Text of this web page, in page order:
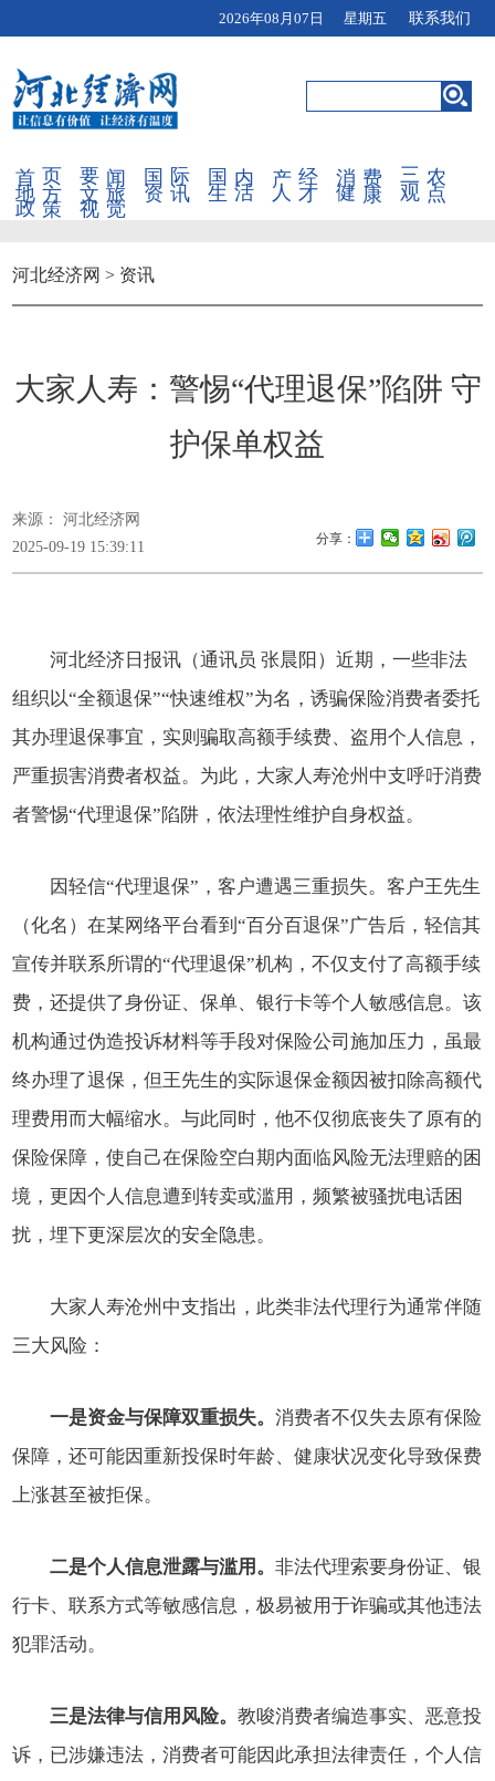
2026年08月07日 星期五 联系我们
地方 文旅 资讯 生活 人才 健康 观点
政策 视觉
河北经济网 > 资讯
大家人寿：警惕“代理退保”陷阱 守
护保单权益
来源： 河北经济网
2025-09-19 15:39:11
分享：
河北经济日报讯（通讯员 张晨阳）近期，一些非法
组织以“全额退保”“快速维权”为名，诱骗保险消费者委托
其办理退保事宜，实则骗取高额手续费、盗用个人信息，
严重损害消费者权益。为此，大家人寿沧州中支呼吁消费
者警惕“代理退保”陷阱，依法理性维护自身权益。
因轻信“代理退保”，客户遭遇三重损失。客 户王先生
（化名）在某网络平台看到“百分百退保”广告后，轻信其
宣传并联系所谓的“代理退保”机构，不仅支付了高额手续
费，还提供了身份证、保单、银行卡等个人敏感信息。该
机构通过伪造投诉材料等手段对保险公司施加压力，虽最
终办理了退保，但王先生的实际退保金额因被扣除高额代
理费用而大幅缩水。与此同时，他不仅彻底丧失了原有的
保险保障，使自己在保险空白期内面临风险无法理赔的困
境，更因个人信息遭到转卖或滥用，频繁被骚扰电话困
扰，埋下更深层次的安全隐患。
大家人寿沧州中支指出，此类非法代理行为通常伴随
三大风险：
一是资金与保障双重损失。消费者不仅失去原有保险
保障，还可能因重新投保时年龄、健康状况变化导致保费
上涨甚至被拒保。
二是个人信息泄露与滥用。非法代理索要身份证、银
行卡、联系方式等敏感信息，极易被用于诈骗或其他违法
犯罪活动。
三是法律与信用风险。教唆消费者编造事实、恶意投
诉，已涉嫌违法，消费者可能因此承担法律责任，个人信